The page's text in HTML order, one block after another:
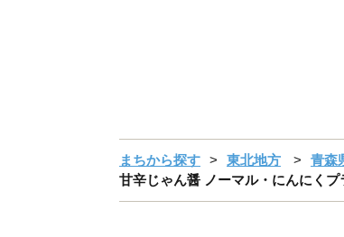
まちから探す 東北地方 青森
甘辛じゃん醤 ノーマル・にんにく